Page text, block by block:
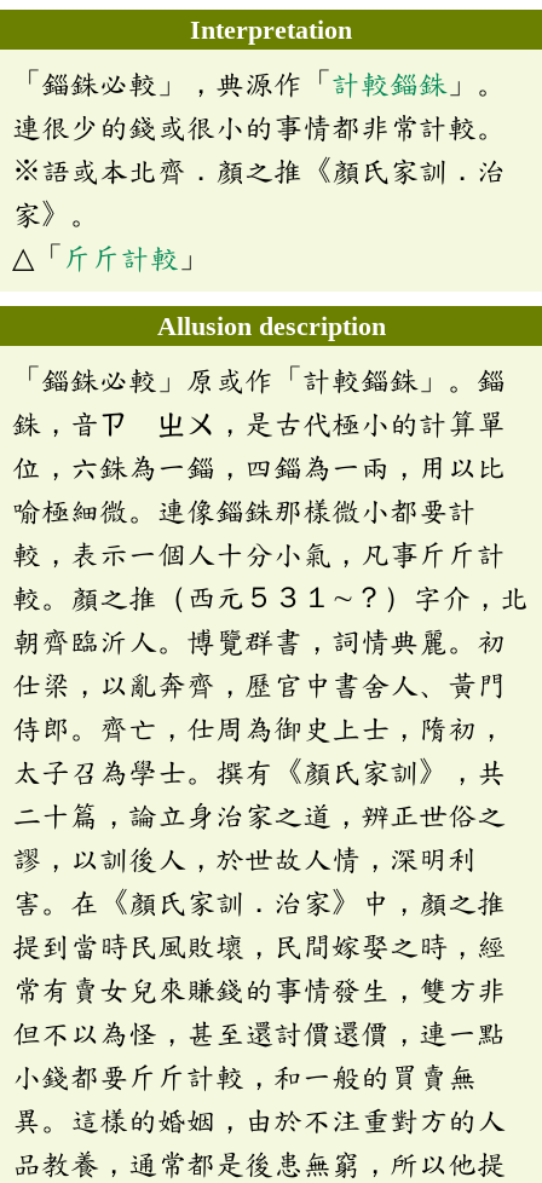
Interpretation
「錙銖必較」，典源作「 計較錙銖 」。
連很少的錢或很小的事情都非常計較。
※語或本北齊．顏之推《顏氏家訓．治
家》。
△「 斤斤計較 」
Allusion description
「錙銖必較」原或作「計較錙銖」。錙
銖，音ㄗ ㄓㄨ，是古代極小的計算單
位，六銖為一錙，四錙為一兩，用以比
喻極細微。連像錙銖那樣微小都要計
較，表示一個人十分小氣，凡事斤斤計
較。顏之推（西元５３１∼？）字介，北
朝齊臨沂人。博覽群書，詞情典麗。初
仕梁，以亂奔齊，歷官中書舍人、黃門
侍郎。齊亡，仕周為御史上士，隋初，
太子召為學士。撰有《顏氏家訓》，共
二十篇，論立身治家之道，辨正世俗之
謬，以訓後人，於世故人情，深明利
害。在《顏氏家訓．治家》中，顏之推
提到當時民風敗壞，民間嫁娶之時，經
常有賣女兒來賺錢的事情發生，雙方非
但不以為怪，甚至還討價還價，連一點
小錢都要斤斤計較，和一般的買賣無
異。這樣的婚姻，由於不注重對方的人
品教養，通常都是後患無窮，所以他提